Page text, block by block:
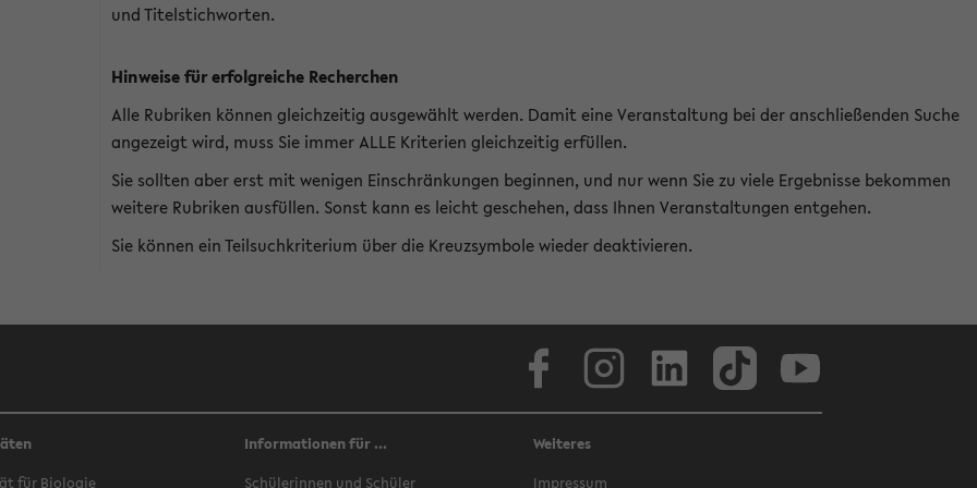
und Titelstichworten.
Hinweise für erfolgreiche Recherchen
Alle Rubriken können gleichzeitig ausgewählt werden. Damit eine Veranstaltung bei der anschließenden Suche
angezeigt wird, muss Sie immer ALLE Kriterien gleichzeitig erfüllen.
Sie sollten aber erst mit wenigen Einschränkungen beginnen, und nur wenn Sie zu viele Ergebnisse bekommen
weitere Rubriken ausfüllen. Sonst kann es leicht geschehen, dass Ihnen Veranstaltungen entgehen.
Sie können ein Teilsuchkriterium über die Kreuzsymbole wieder deaktivieren.
für Biologie
Informationen für ...
Schülerinnen und Schüler
Weiteres
Impressum